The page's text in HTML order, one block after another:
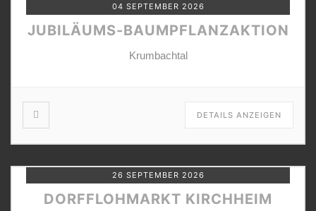
04 SEPTEMBER 2026
JUBILÄUMS-BAUMPFLANZAKTION
Krumbachtal
DETAILS ANZEIGEN
26 SEPTEMBER 2026
DORFFLOHMARKT KIRCHHEIM